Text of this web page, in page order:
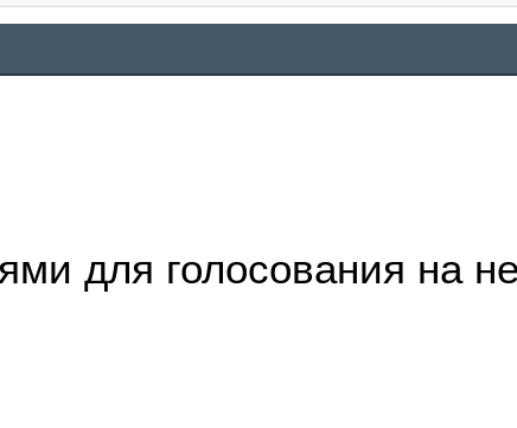
для голосования на